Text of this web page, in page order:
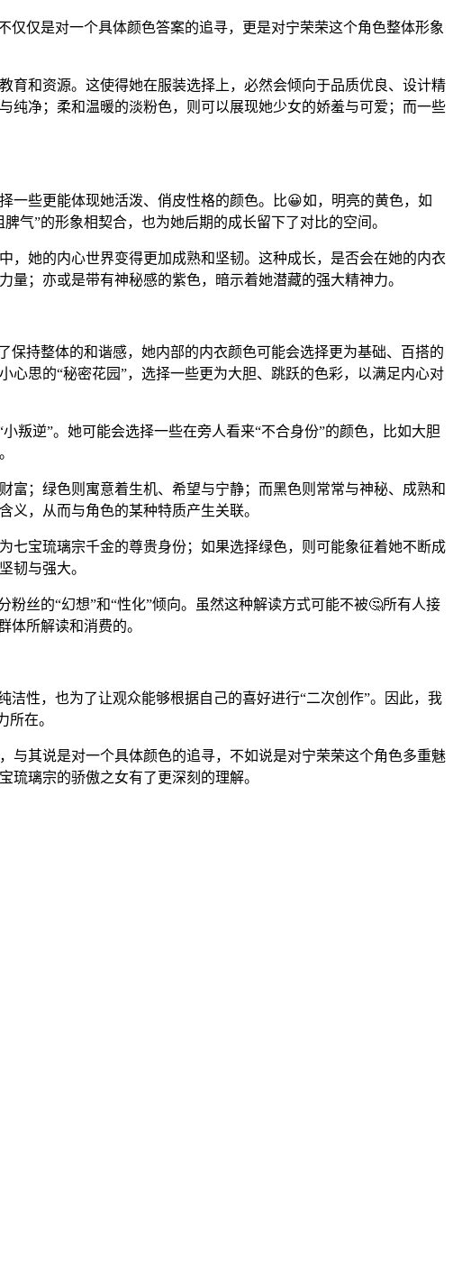
仅是对一个具体颜色答案的追寻，更是对宁荣荣这个角色整体形象
育和资源。这使得她在服装选择上，必然会倾向于品质优良、设计精
纯净；柔和温暖的淡粉色，则可以展现她少女的娇羞与可爱；而一些
一些更能体现她活泼、俏皮性格的颜色。比😀如，明亮的黄色，如
气”的形象相契合，也为她后期的成长留下了对比的空间。
，她的内心世界变得更加成熟和坚韧。这种成长，是否会在她的内衣
；亦或是带有神秘感的紫色，暗示着她潜藏的强大精神力。
保持整体的和谐感，她内部的内衣颜色可能会选择更为基础、百搭的
思的“秘密花园”，选择一些更为大胆、跳跃的色彩，以满足内心对
叛逆”。她可能会选择一些在旁人看来“不合身份”的颜色，比如大胆
；绿色则寓意着生机、希望与宁静；而黑色则常常与神秘、成熟和
，从而与角色的某种特质产生关联。
七宝琉璃宗千金的尊贵身份；如果选择绿色，则可能象征着她不断成
韧与强大。
丝的“幻想”和“性化”倾向。虽然这种解读方式可能不被🤔所有人接
体所解读和消费的。
性，也为了让观众能够根据自己的喜好进行“二次创作”。因此，我
在。
与其说是对一个具体颜色的追寻，不如说是对宁荣荣这个角色多重魅
璃宗的骄傲之女有了更深刻的理解。